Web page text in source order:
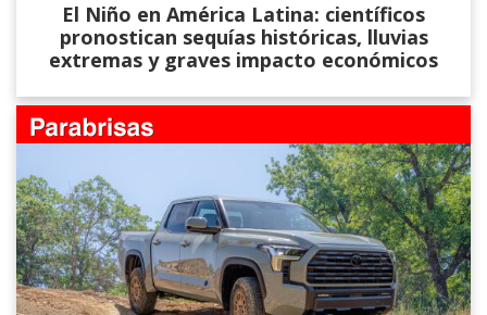
El Niño en América Latina: científicos
pronostican sequías históricas, lluvias
extremas y graves impacto económicos